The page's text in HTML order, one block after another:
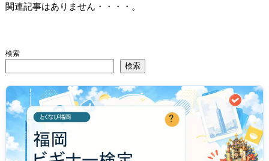
関連記事はありません・・・・。
検索
検索